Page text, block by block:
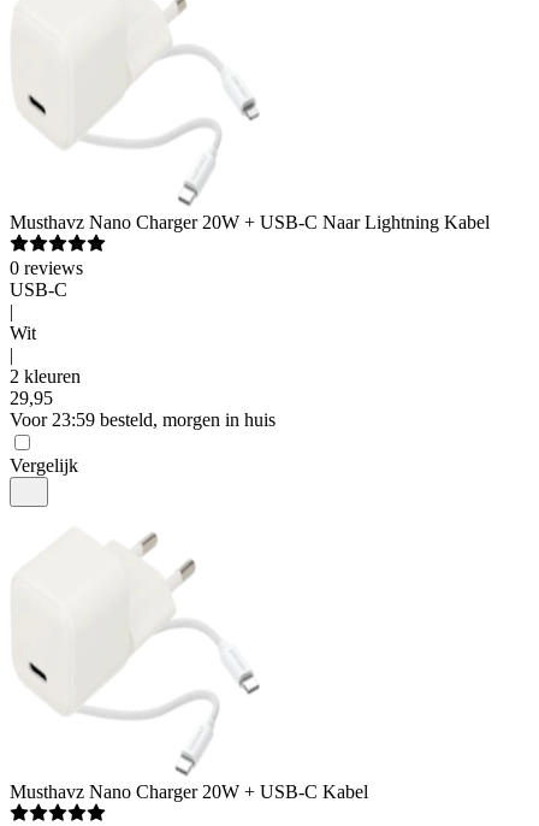
Musthavz Nano Charger 20W + USB-C Naar Lightning Kabel
0 reviews
USB-C
|
Wit
|
2 kleuren
29,95
Voor 23:59 besteld, morgen in huis
Vergelijk
Musthavz Nano Charger 20W + USB-C Kabel